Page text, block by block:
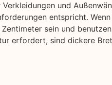
und
entspricht.
sein und
erfordert, sind dickere